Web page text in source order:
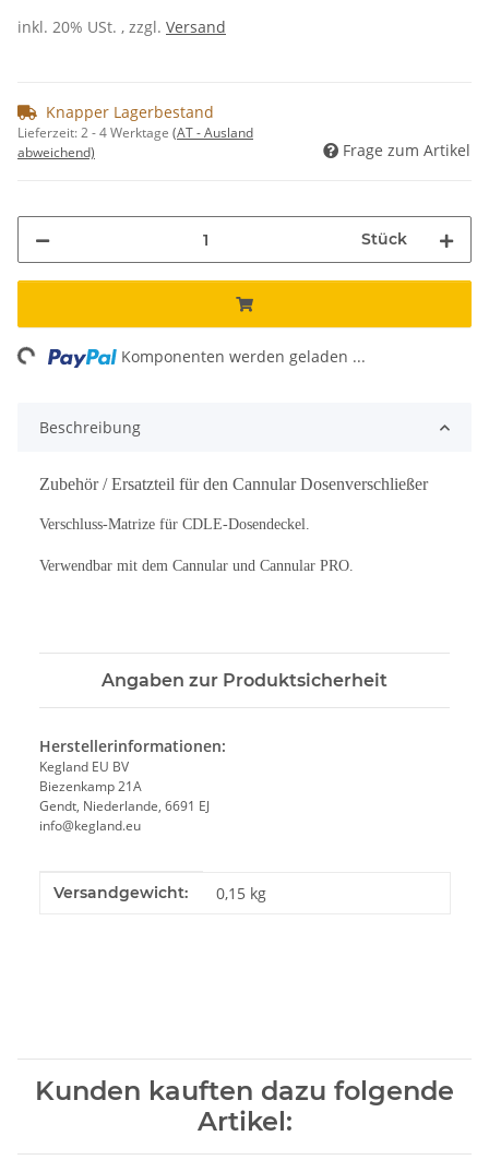
inkl. 20% USt. , zzgl. Versand
Knapper Lagerbestand
Lieferzeit:2 - 4 Werktage (AT - Ausland
abweichend)
Frage zum Artikel
Stück
Komponenten werden geladen ...
Beschreibung
Zubehör / Ersatzteil für den Cannular Dosenverschließer
Verschluss-Matrize für CDLE-Dosendeckel.
Verwendbar mit dem Cannular und Cannular PRO.
Angaben zur Produktsicherheit
Herstellerinformationen:
Kegland EU BV
Biezenkamp 21A
Gendt, Niederlande, 6691 EJ
info@kegland.eu
Produkteigenschaft
Wert
Versandgewicht: 0,15 kg
Kunden kauften dazu folgende
Artikel: